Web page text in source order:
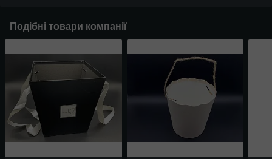
Подібні товари компанії